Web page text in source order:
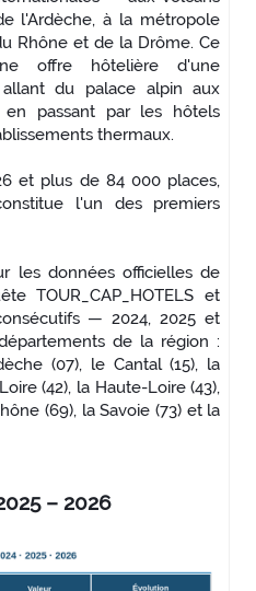
l'Ardèche, à la métropole
Rhône et de la Drôme. Ce
offre hôtelière d'une
du palace alpin aux
en passant par les hôtels
thermaux.
et plus de 84 000 places,
l'un des premiers
les données officielles de
TOUR_CAP_HOTELS et
— 2024, 2025 et
de la région :
(07), le Cantal (15), la
(42), la Haute-Loire (43),
(69), la Savoie (73) et la
– 2026